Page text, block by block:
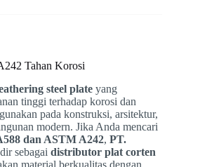
Tahan Korosi
steel plate yang
tinggi terhadap korosi dan
pada konstruksi, arsitektur,
modern. Jika Anda mencari
dan ASTM A242, PT.
sebagai distributor plat corten